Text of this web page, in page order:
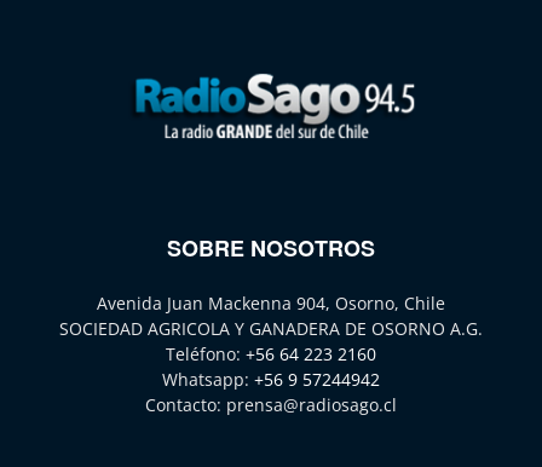
SOBRE NOSOTROS
Avenida Juan Mackenna 904, Osorno, Chile
SOCIEDAD AGRICOLA Y GANADERA DE OSORNO A.G.
Teléfono: +56 64 223 2160
Whatsapp: +56 9 57244942
Contacto: prensa@radiosago.cl